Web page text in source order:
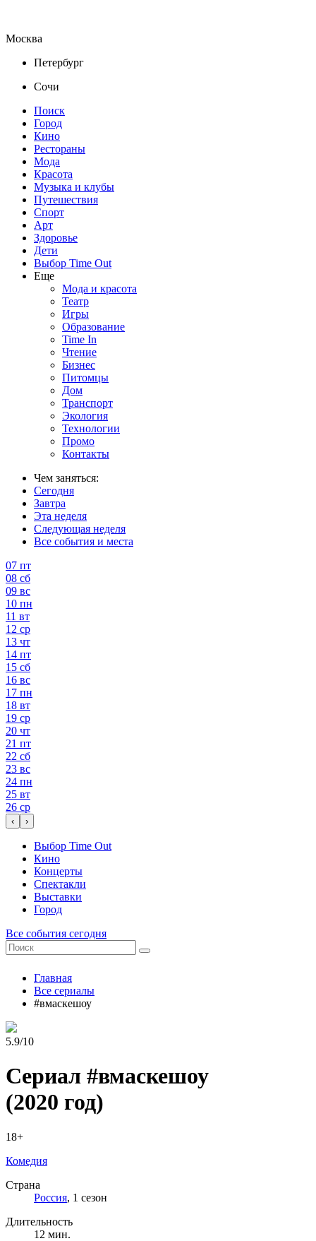
Москва
Петербург
Сочи
Поиск
Город
Кино
Рестораны
Мода
Красота
Музыка и клубы
Путешествия
Спорт
Арт
Здоровье
Дети
Выбор Time Out
Еще
Мода и красота
Театр
Игры
Образование
Time In
Чтение
Бизнес
Питомцы
Дом
Транспорт
Экология
Технологии
Промо
Контакты
Чем заняться:
Сегодня
Завтра
Эта неделя
Следующая неделя
Все события и места
07 пт
08 сб
09 вс
10 пн
11 вт
12 ср
13 чт
14 пт
15 сб
16 вс
17 пн
18 вт
19 ср
20 чт
21 пт
22 сб
23 вс
24 пн
25 вт
26 ср
‹ ›
Выбор Time Out
Кино
Концерты
Спектакли
Выставки
Город
Все события сегодня
Главная
Все сериалы
#вмаскешоу
5.9/10
Сериал #вмаскешоу
(2020 год)
18+
Комедия
Страна
Россия, 1 сезон
Длительность
12 мин.